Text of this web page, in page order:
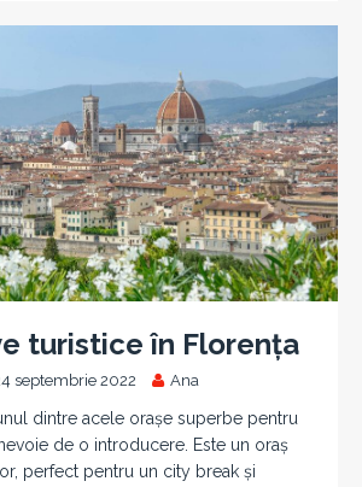
turistice în Florența
septembrie 2022 Ana
dintre acele orașe superbe pentru
de o introducere. Este un oraș
perfect pentru un city break și